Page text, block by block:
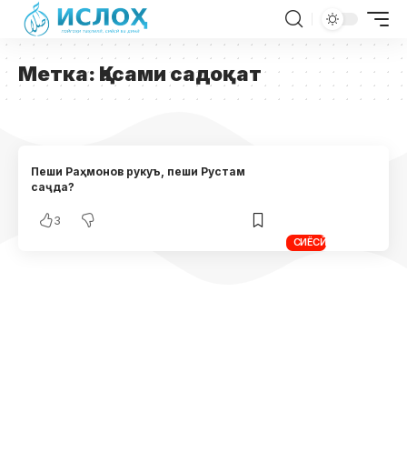
Метка: Қасами садоқат
СИЁСӢ
Пеши Раҳмонов рукуъ, пеши Рустам
саҷда?
3